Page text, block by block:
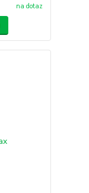
na dotaz